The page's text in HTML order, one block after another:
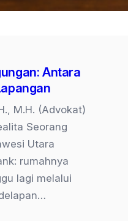
Antara
M.H. (Advokat)
Seorang
Utara
rumahnya
lagi melalui